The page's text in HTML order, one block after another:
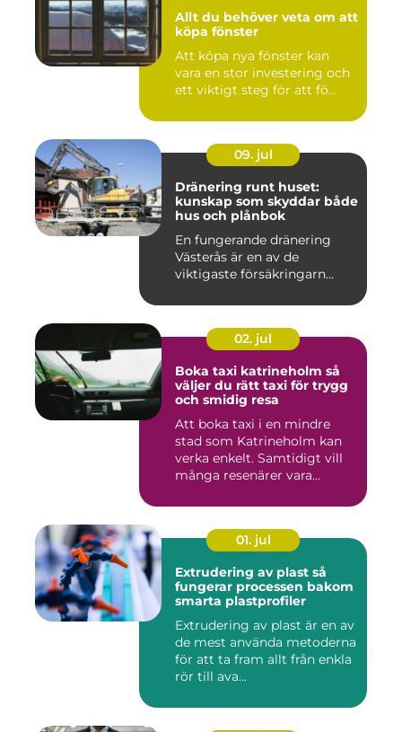
Allt du behöver veta om att
köpa fönster
Att köpa nya fönster kan
vara en stor investering och
ett viktigt steg för att fö...
09. jul
Dränering runt huset:
kunskap som skyddar både
hus och plånbok
En fungerande dränering
Västerås är en av de
viktigaste försäkringarn...
02. jul
Boka taxi katrineholm så
väljer du rätt taxi för trygg
och smidig resa
Att boka taxi i en mindre
stad som Katrineholm kan
verka enkelt. Samtidigt vill
många resenärer vara...
01. jul
Extrudering av plast så
fungerar processen bakom
smarta plastprofiler
Extrudering av plast är en av
de mest använda metoderna
för att ta fram allt från enkla
rör till ava...